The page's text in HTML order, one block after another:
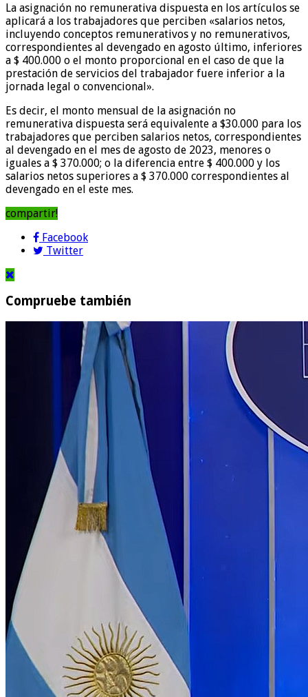
La asignación no remunerativa dispuesta en los artículos se
aplicará a los trabajadores que perciben «salarios netos,
incluyendo conceptos remunerativos y no remunerativos,
correspondientes al devengado en agosto último, inferiores
a $ 400.000 o el monto proporcional en el caso de que la
prestación de servicios del trabajador fuere inferior a la
jornada legal o convencional».
Es decir, el monto mensual de la asignación no
remunerativa dispuesta será equivalente a $30.000 para los
trabajadores que perciben salarios netos, correspondientes
al devengado en el mes de agosto de 2023, menores o
iguales a $ 370.000; o la diferencia entre $ 400.000 y los
salarios netos superiores a $ 370.000 correspondientes al
devengado en el este mes.
compartir!
Facebook
Twitter
Compruebe también